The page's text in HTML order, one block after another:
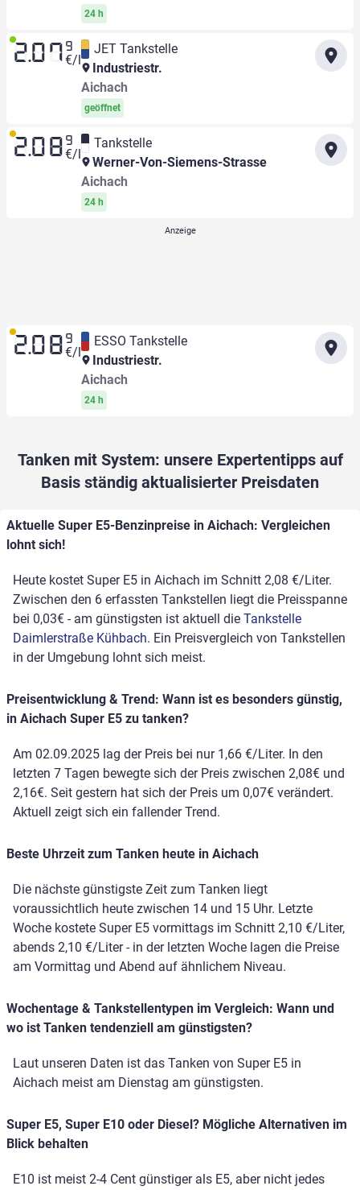
24 h
2.07 9
€/l
JET Tankstelle
Industriestr.
Aichach
geöffnet
2.08 9
€/l
Tankstelle
Werner-Von-Siemens-Strasse
Aichach
24 h
2.08 9
€/l
ESSO Tankstelle
Industriestr.
Aichach
24 h
Tanken mit System: unsere Expertentipps auf
Basis ständig aktualisierter Preisdaten
Aktuelle Super E5-Benzinpreise in Aichach: Vergleichen
lohnt sich!
Heute kostet Super E5 in Aichach im Schnitt 2,08 €/Liter.
Zwischen den 6 erfassten Tankstellen liegt die Preisspanne
bei 0,03€ - am günstigsten ist aktuell die Tankstelle
Daimlerstraße Kühbach. Ein Preisvergleich von Tankstellen
in der Umgebung lohnt sich meist.
Preisentwicklung & Trend: Wann ist es besonders günstig,
in Aichach Super E5 zu tanken?
Am 02.09.2025 lag der Preis bei nur 1,66 €/Liter. In den
letzten 7 Tagen bewegte sich der Preis zwischen 2,08€ und
2,16€. Seit gestern hat sich der Preis um 0,07€ verändert.
Aktuell zeigt sich ein fallender Trend.
Beste Uhrzeit zum Tanken heute in Aichach
Die nächste günstigste Zeit zum Tanken liegt
voraussichtlich heute zwischen 14 und 15 Uhr. Letzte
Woche kostete Super E5 vormittags im Schnitt 2,10 €/Liter,
abends 2,10 €/Liter - in der letzten Woche lagen die Preise
am Vormittag und Abend auf ähnlichem Niveau.
Wochentage & Tankstellentypen im Vergleich: Wann und
wo ist Tanken tendenziell am günstigsten?
Laut unseren Daten ist das Tanken von Super E5 in
Aichach meist am Dienstag am günstigsten.
Super E5, Super E10 oder Diesel? Mögliche Alternativen im
Blick behalten
E10 ist meist 2-4 Cent günstiger als E5, aber nicht jedes